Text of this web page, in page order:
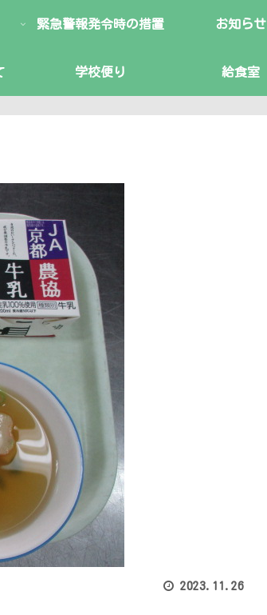
緊急警報発令時の措置 お知らせ
学校便り 給食室
2023.11.26